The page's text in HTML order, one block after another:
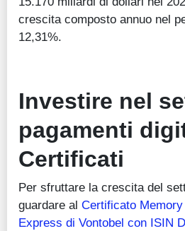
crescita composto annuo nel
12,31%.
Investire nel
pagamenti
Certificati
Per sfruttare la crescita del
guardare al Certificato
Express di Vontobel con ISIN